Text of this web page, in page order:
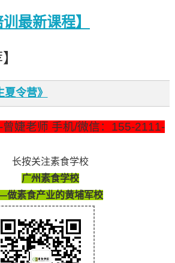
最新课程】
夏令营》
曾婕老师 手机/微信：155-2111-
长按关注素食学校
广州素食学校
做素食产业的黄埔军校